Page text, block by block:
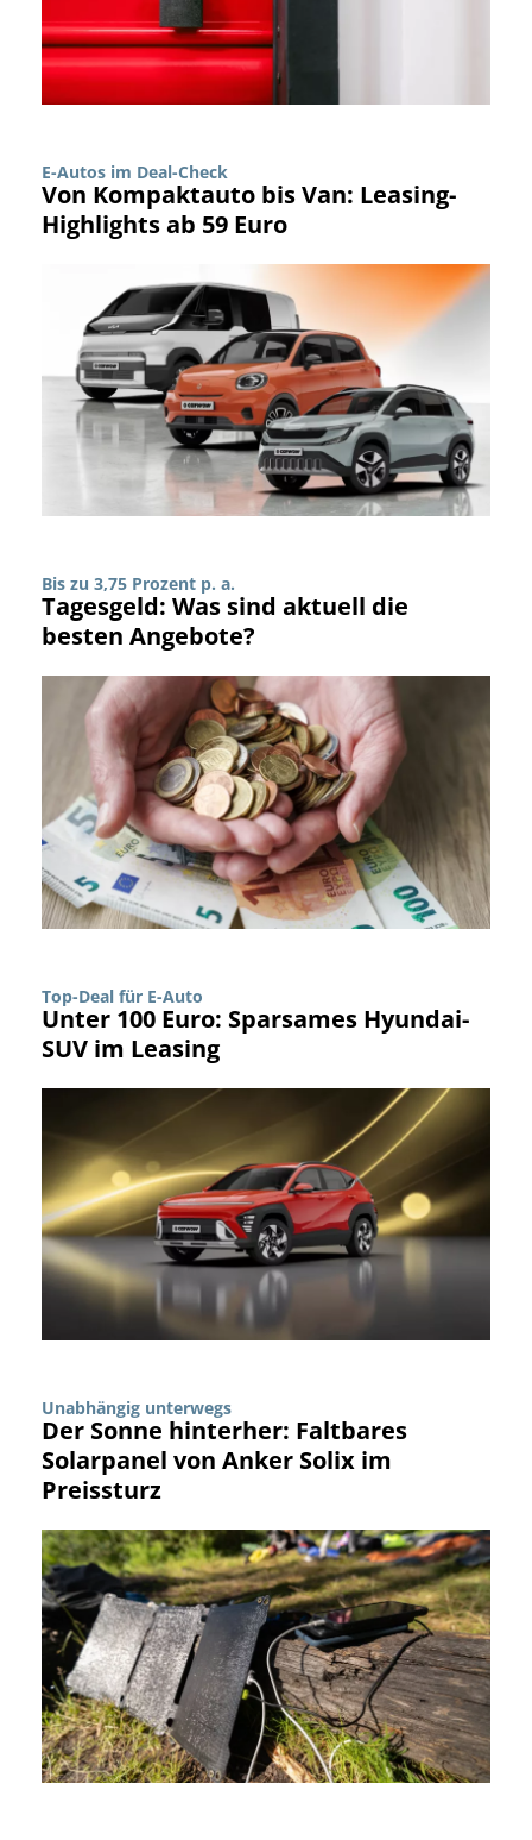
E-Autos im Deal-Check
Von Kompaktauto bis Van: Leasing-
Highlights ab 59 Euro
Bis zu 3,75 Prozent p. a.
Tagesgeld: Was sind aktuell die
besten Angebote?
Top-Deal für E-Auto
Unter 100 Euro: Sparsames Hyundai-
SUV im Leasing
Unabhängig unterwegs
Der Sonne hinterher: Faltbares
Solarpanel von Anker Solix im
Preissturz